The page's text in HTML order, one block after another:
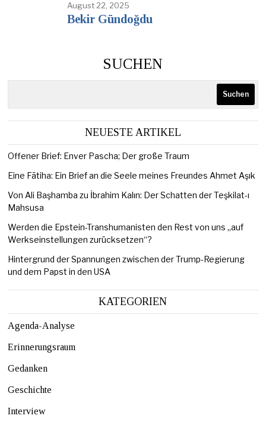
August 22, 2025
Bekir Gündoğdu
SUCHEN
Suchen
NEUESTE ARTIKEL
Offener Brief: Enver Pascha; Der große Traum
Eine Fātiha: Ein Brief an die Seele meines Freundes Ahmet Aşık
Von Ali Başhamba zu İbrahim Kalın: Der Schatten der Teşkilat-ı
Mahsusa
Werden die Epstein-Transhumanisten den Rest von uns „auf
Werkseinstellungen zurücksetzen“?
Hintergrund der Spannungen zwischen der Trump-Regierung
und dem Papst in den USA
KATEGORIEN
Agenda-Analyse
Erinnerungsraum
Gedanken
Geschichte
Interview